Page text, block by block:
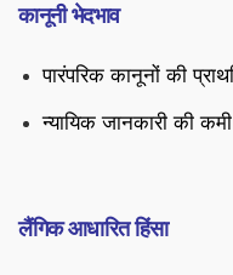
कानूनी भेदभाव
पारंपरिक कानूनों की
न्यायिक जानकारी की कमी
लैंगिक आधारित हिंसा